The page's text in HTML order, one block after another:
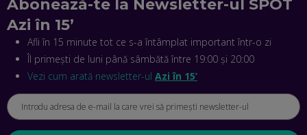
TEHNOLOGIA SĂ FACI SPORT, SĂ FII MAI COMPETITIV ȘI SĂ
CÂȘTIGI
EP. 44
CRISTIAN GROZEA, BEEFAST: PREGĂTIM CEL MAI BUN
REVOLUȚIONA LIVRĂRILE RAPIDE, DIN ROMÂNIA PÂNĂ ÎN
ASIA
EP. 43
Abonează-te la Newsletter-ul SPOT
Azi în 15’
Afli în 15 minute tot ce s-a întâmplat important într-o zi
Îl primești de luni până sâmbătă între 19:00 și 20:00
Vezi cum arată newsletter-ul Azi în 15’